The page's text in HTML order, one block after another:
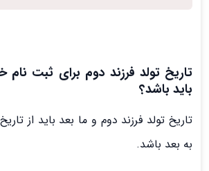
تاریخ تولد فرزند دوم برای ثبت نام
باید باشد؟
به بعد باشد.